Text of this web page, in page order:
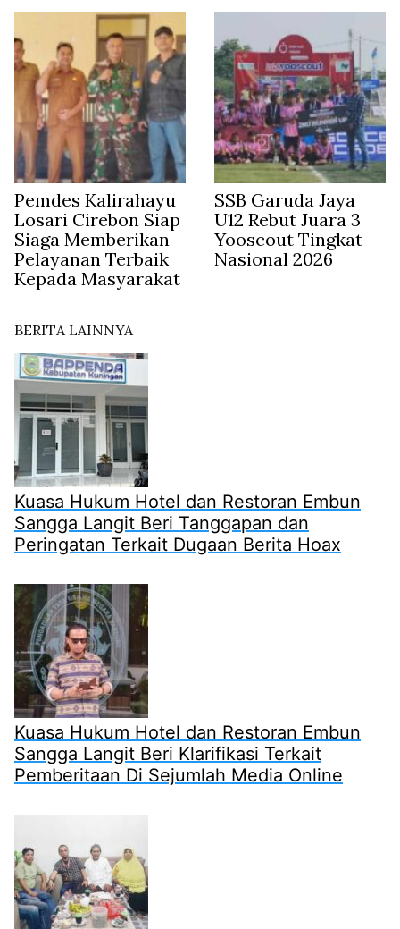
Pemdes Kalirahayu
Losari Cirebon Siap
Siaga Memberikan
Pelayanan Terbaik
Kepada Masyarakat
SSB Garuda Jaya
U12 Rebut Juara 3
Yooscout Tingkat
Nasional 2026
BERITA LAINNYA
Kuasa Hukum Hotel dan Restoran Embun
Sangga Langit Beri Tanggapan dan
Peringatan Terkait Dugaan Berita Hoax
Kuasa Hukum Hotel dan Restoran Embun
Sangga Langit Beri Klarifikasi Terkait
Pemberitaan Di Sejumlah Media Online